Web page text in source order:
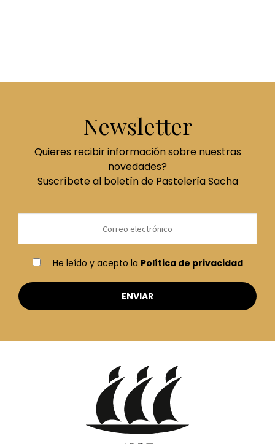
Newsletter
Quieres recibir información sobre nuestras
novedades?
Suscríbete al boletín de Pastelería Sacha
He leído y acepto la Política de privacidad